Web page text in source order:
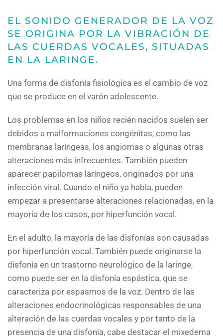
EL SONIDO GENERADOR DE LA VOZ
SE ORIGINA POR LA VIBRACIÓN DE
LAS CUERDAS VOCALES, SITUADAS
EN LA LARINGE.
Una forma de disfonía fisiológica es el cambio de voz
que se produce en el varón adolescente.
Los problemas en los niños recién nacidos suelen ser
debidos a malformaciones congénitas, como las
membranas laríngeas, los angiomas o algunas otras
alteraciones más infrecuentes. También pueden
aparecer papilomas laríngeos, originados por una
infección viral. Cuando el niño ya habla, pueden
empezar a presentarse alteraciones relacionadas, en la
mayoría de los casos, por hiperfunción vocal.
En el adulto, la mayoría de las disfonías son causadas
por hiperfunción vocal. También puede originarse la
disfonía en un trastorno neurológico de la laringe,
como puede ser en la disfonía espástica, que se
caracteriza por espasmos de la voz. Dentro de las
alteraciones endocrinológicas responsables de una
alteración de las cuerdas vocales y por tanto de la
presencia de una disfonía, cabe destacar el mixedema